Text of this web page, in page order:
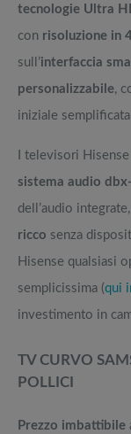
tecnologie Ultra
con risoluzione in
sull’interfaccia
personalizzabile,
iniziale
I televisori
sistema audio
dell’audio
ricco senza
Hisense qualsiasi
semplicissima (qui
investimento in
TV CURVO
POLLICI
Prezzo imbattibile